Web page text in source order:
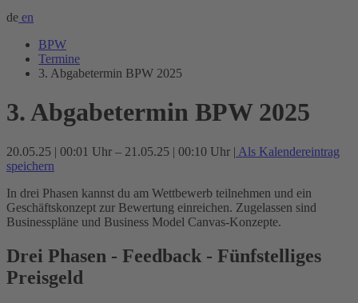
de en
BPW
Termine
3. Abgabetermin BPW 2025
3. Abgabetermin BPW 2025
20.05.25 | 00:01 Uhr – 21.05.25 | 00:10 Uhr | Als Kalendereintrag
speichern
In drei Phasen kannst du am Wettbewerb teilnehmen und ein
Geschäftskonzept zur Bewertung einreichen. Zugelassen sind
Businesspläne und Business Model Canvas-Konzepte.
Drei Phasen - Feedback - Fünfstelliges
Preisgeld